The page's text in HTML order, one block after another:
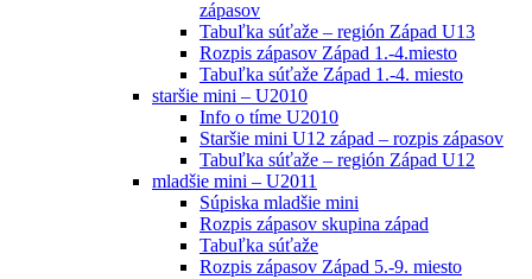
zápasov
Tabuľka súťaže – región Západ U13
Rozpis zápasov Západ 1.-4.miesto
Tabuľka súťaže Západ 1.-4. miesto
staršie mini – U2010
Info o tíme U2010
Staršie mini U12 západ – rozpis zápasov
Tabuľka súťaže – región Západ U12
mladšie mini – U2011
Súpiska mladšie mini
Rozpis zápasov skupina západ
Tabuľka súťaže
Rozpis zápasov Západ 5.-9. miesto